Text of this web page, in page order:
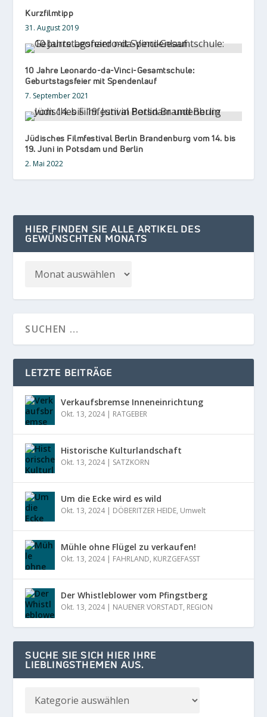
Kurzfilmtipp
31. August 2019
10 Jahre Leonardo-da-Vinci-Gesamtschule:
Geburtstagsfeier mit Spendenlauf
7. September 2021
Jüdisches Filmfestival Berlin Brandenburg vom 14. bis
19. Juni in Potsdam und Berlin
2. Mai 2022
HIER FINDEN SIE ALLE ARTIKEL DES
GEWÜNSCHTEN MONATS
LETZTE BEITRÄGE
Verkaufsbremse Inneneinrichtung
Okt. 13, 2024| RATGEBER
Historische Kulturlandschaft
Okt. 13, 2024| SATZKORN
Um die Ecke wird es wild
Okt. 13, 2024| DÖBERITZER HEIDE, Umwelt
Mühle ohne Flügel zu verkaufen!
Okt. 13, 2024| FAHRLAND, KURZGEFASST
Der Whistleblower vom Pfingstberg
Okt. 13, 2024| NAUENER VORSTADT, REGION
SUCHE SIE SICH HIER IHRE
LIEBLINGSTHEMEN AUS.